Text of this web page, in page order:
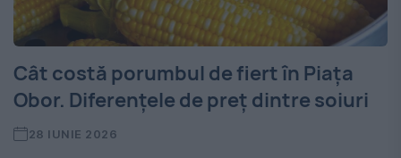
Cât costă porumbul de fiert în Piața
Obor. Diferențele de preț dintre soiuri
28 IUNIE 2026